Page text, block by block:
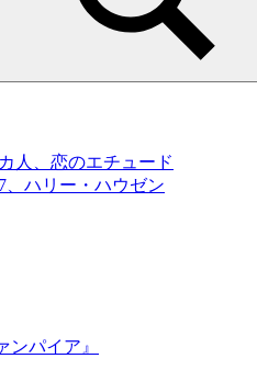
人、恋のエチュード
、ハリー・ハウゼン
パイア』